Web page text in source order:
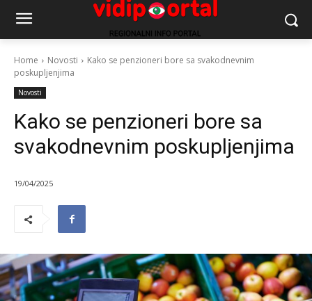
Home Novosti
Kako se penzioneri bore sa svakodnevnim
poskupljenjima
Novosti
Kako se penzioneri bore sa
svakodnevnim poskupljenjima
19/04/2025